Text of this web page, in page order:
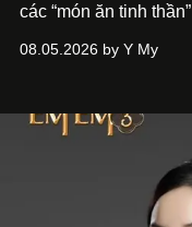
các “món ăn tinh
phẩm múa đương
08.05.2026 by Y My